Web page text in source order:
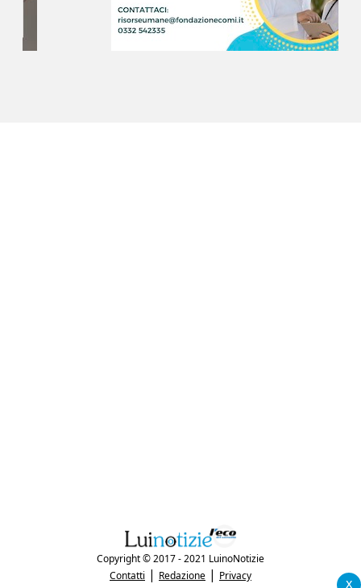
x
Copyright © 2017 - 2021 LuinoNotizie
Contatti | Redazione | Privacy